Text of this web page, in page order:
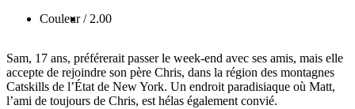
Couleur / 2.00
Sam, 17 ans, préférerait passer le week-end avec ses amis, mais elle
accepte de rejoindre son père Chris, dans la région des montagnes
Catskills de l’État de New York. Un endroit paradisiaque où Matt,
l’ami de toujours de Chris, est hélas également convié.